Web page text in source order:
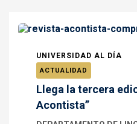
UNIVERSIDAD AL DÍA
ACTUALIDAD
Llega la tercera
Acontista”